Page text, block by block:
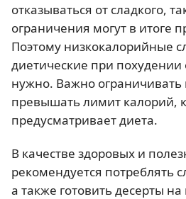
отказываться от сладкого,
ограничения могут в итоге
Поэтому низкокалорийные
диетические при
нужно. Важно ограничивать
превышать лимит калорий,
предусматривает диета.
В качестве здоровых и
рекомендуется потреблять
а также готовить десерты на